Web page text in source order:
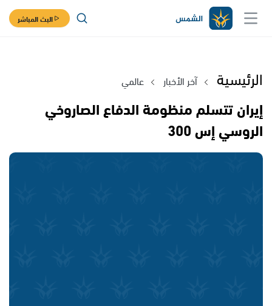
البث المباشر
الرئيسية آخر الأخبار عالمي
إيران تتسلم منظومة الدفاع الصاروخي
الروسي إس 300